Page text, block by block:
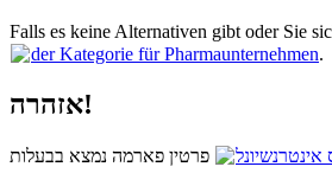
Falls es keine Alternativen gibt oder Sie
der Kategorie für Pharmaunternehmen.
אזהרה!
אינטרנשיונל